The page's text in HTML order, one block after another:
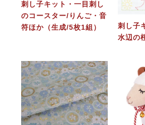
刺し子キット・一目刺し
のコースター/りんご・音
符ほか（生成/5枚1組）
刺し子
水辺の